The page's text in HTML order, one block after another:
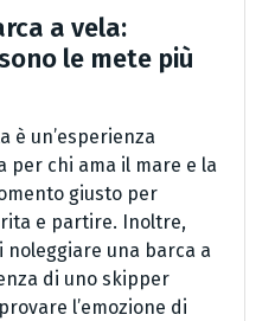
a vela:
le mete più
è un’esperienza
chi ama il mare e la
giusto per
e partire. Inoltre,
una barca a
di uno skipper
l’emozione di